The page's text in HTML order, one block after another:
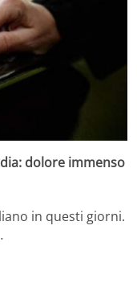
dolore immenso
in questi giorni.